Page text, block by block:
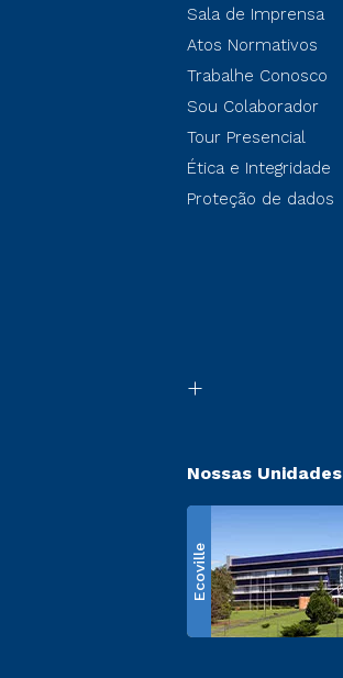
Sala de Imprensa
Atos Normativos
Trabalhe Conosco
Sou Colaborador
Tour Presencial
Ética e Integridade
Proteção de dados
Nossas Unidades
Ecoville